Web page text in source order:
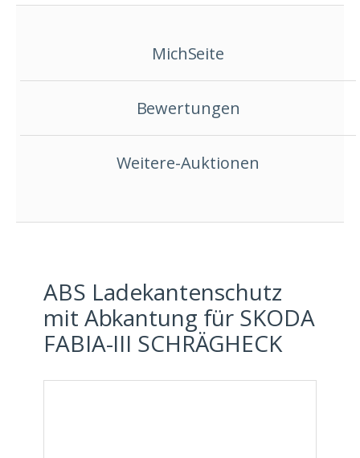
MichSeite
Bewertungen
Weitere-Auktionen
ABS Ladekantenschutz
mit Abkantung für SKODA
FABIA-III SCHRÄGHECK